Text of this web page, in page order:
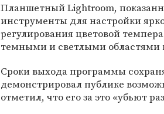
Планшетный Lightroom,
инструменты для настройки
регулирования цветовой
темными и светлыми областями
Сроки выхода программы
демонстрировал публике
отметил, что его за это «убьют